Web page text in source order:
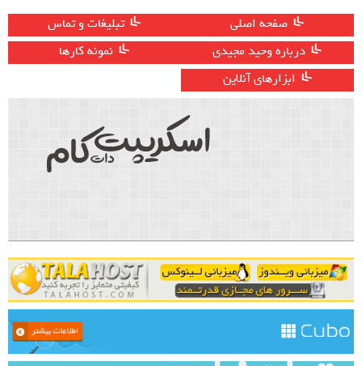
صفحه اصلی
تبلیغات و تماس
درباره وحید مجیدی
نمونه کارها
ابزارهای آنلاین